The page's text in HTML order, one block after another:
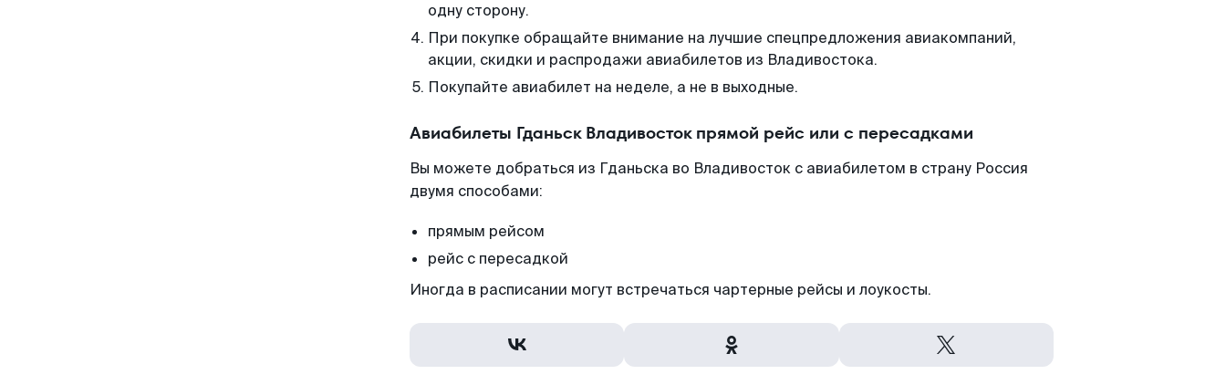
одну сторону.
При покупке обращайте внимание на лучшие спецпредложения авиакомпаний,
акции, скидки и распродажи авиабилетов из Владивостока.
Покупайте авиабилет на неделе, а не в выходные.
Авиабилеты Гданьск Владивосток прямой рейс или с пересадками
Вы можете добраться из Гданьска во Владивосток с авиабилетом в страну Россия
двумя способами:
прямым рейсом
рейс с пересадкой
Иногда в расписании могут встречаться чартерные рейсы и лоукосты.